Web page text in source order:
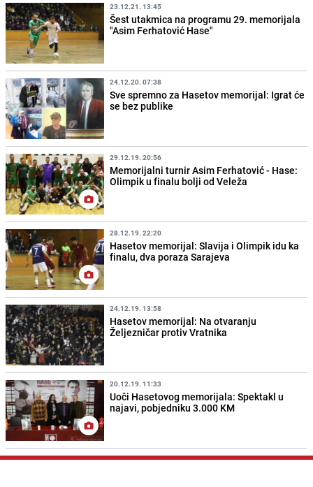
23.12.21. 13:45
Šest utakmica na programu 29. memorijala
"Asim Ferhatović Hase"
24.12.20. 07:38
Sve spremno za Hasetov memorijal: Igrat će
se bez publike
29.12.19. 20:56
Memorijalni turnir Asim Ferhatović - Hase:
Olimpik u finalu bolji od Veleža
28.12.19. 22:20
Hasetov memorijal: Slavija i Olimpik idu ka
finalu, dva poraza Sarajeva
24.12.19. 13:58
Hasetov memorijal: Na otvaranju
Željezničar protiv Vratnika
20.12.19. 11:33
Uoči Hasetovog memorijala: Spektakl u
najavi, pobjedniku 3.000 KM